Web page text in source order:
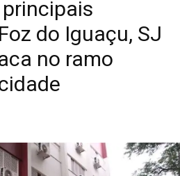
do Iguaçu, SJ
no ramo